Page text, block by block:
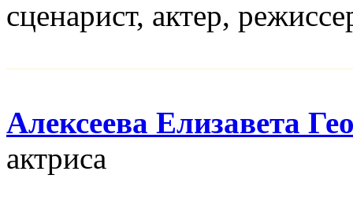
сценарист, актер,
Алексеева Елизавета
актриса